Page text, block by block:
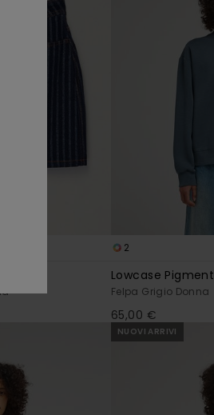
2
Lowcase Pigment
Felpa Grigio Donna
65,00 €
NUOVI ARRIVI